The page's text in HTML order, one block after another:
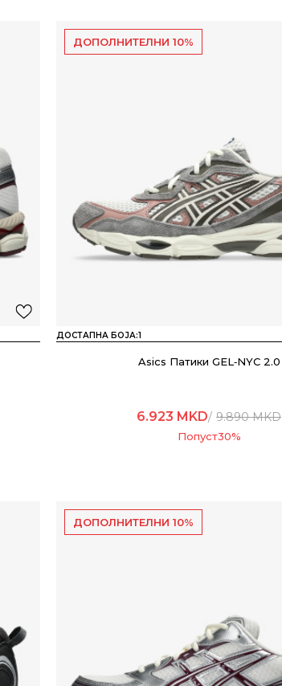
ДОПОЛНИТЕЛНИ 10%
ДОСТАПНА БОЈА:1
Asics Патики GEL‑NYC 2.0
6.923 MKD 9.890MKD
Попуст30%
ДОПОЛНИТЕЛНИ 10%